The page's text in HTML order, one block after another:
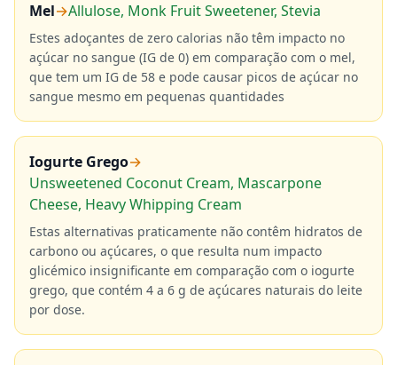
Mel→Allulose, Monk Fruit Sweetener, Stevia
Estes adoçantes de zero calorias não têm impacto no
açúcar no sangue (IG de 0) em comparação com o mel,
que tem um IG de 58 e pode causar picos de açúcar no
sangue mesmo em pequenas quantidades
Iogurte Grego→
Unsweetened Coconut Cream, Mascarpone
Cheese, Heavy Whipping Cream
Estas alternativas praticamente não contêm hidratos de
carbono ou açúcares, o que resulta num impacto
glicémico insignificante em comparação com o iogurte
grego, que contém 4 a 6 g de açúcares naturais do leite
por dose.